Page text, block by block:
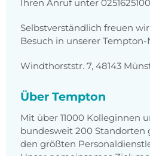
Ihren Anruf unter 0251625100
Selbstverständlich freuen
Besuch in unserer Tempton-
Windthorststr. 7, 48143
Über Tempton
Mit über 11000 Kolleginnen
bundesweit 200 Standorten
den größten